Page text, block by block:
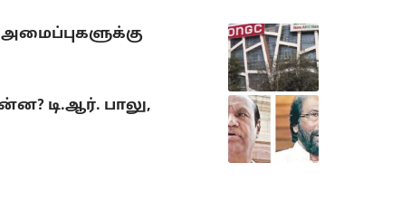
டி.ஆர். பாலு,